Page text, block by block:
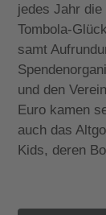
jedes Jahr
Tombola-
samt
und den
Euro kamen
auch das
Kids, deren